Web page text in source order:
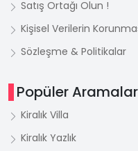
Satış Ortağı Olun !
Kişisel Verilerin
Sözleşme & Politikalar
Popüler Aramalar
Kiralık Villa
Kiralık Yazlık